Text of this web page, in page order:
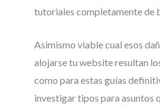
tutoriales completamente de
Asimismo viable cual esos
alojarse tu website resultan
como para estas guías
investigar tipos para asuntos